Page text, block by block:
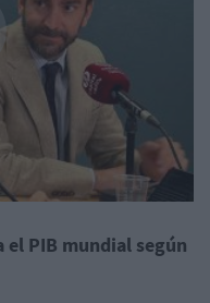
el PIB mundial según